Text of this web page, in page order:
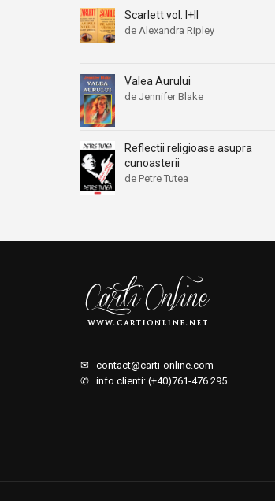
Scarlett vol. I+II
de Alexandra Ripley
Valea Aurului
de Jennifer Blake
Reflectii religioase asupra
cunoasterii
de Petre Tutea
✉ contact@carti-online.com
✆ info clienti: (+40)761-476.295